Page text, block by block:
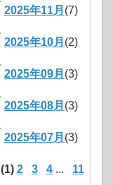
2025年11月 (7)
2025年10月 (2)
2025年09月 (3)
2025年08月 (3)
2025年07月 (3)
(1) 2 3 4... 11